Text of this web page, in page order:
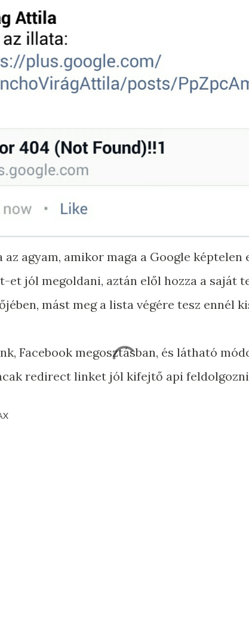
az agyam, amikor maga a Google képtelen
et jól megoldani, aztán elől hozza a saját
mást meg a lista végére tesz ennél
Facebook megosztásban, és látható
redirect linket jól kifejtő api